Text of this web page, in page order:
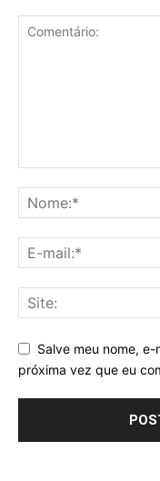
Salve meu nome,
próxima vez que eu